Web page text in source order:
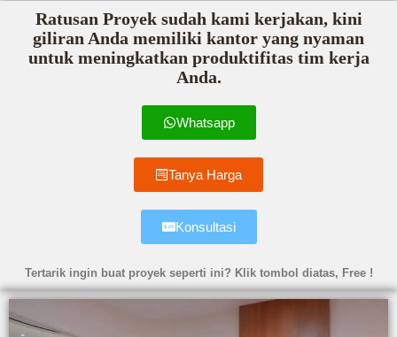
Ratusan Proyek sudah kami kerjakan, kini
giliran Anda memiliki kantor yang nyaman
untuk meningkatkan produktifitas tim kerja
Anda.
Whatsapp
Tanya Harga
Konsultasi
Tertarik ingin buat proyek seperti ini? Klik tombol diatas, Free !